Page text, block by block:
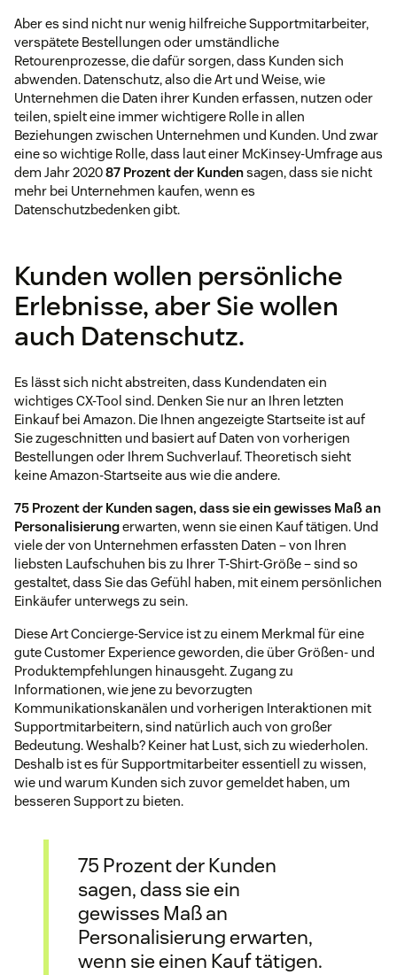
Aber es sind nicht nur wenig hilfreiche Supportmitarbeiter,
verspätete Bestellungen oder umständliche
Retourenprozesse, die dafür sorgen, dass Kunden sich
abwenden. Datenschutz, also die Art und Weise, wie
Unternehmen die Daten ihrer Kunden erfassen, nutzen oder
teilen, spielt eine immer wichtigere Rolle in allen
Beziehungen zwischen Unternehmen und Kunden. Und zwar
eine so wichtige Rolle, dass laut einer McKinsey-Umfrage aus
dem Jahr 202087 Prozent der Kundensagen, dass sie nicht
mehr bei Unternehmen kaufen, wenn es
Datenschutzbedenken gibt.
Kunden wollen persönliche
Erlebnisse, aber Sie wollen
auch Datenschutz.
Es lässt sich nicht abstreiten, dass Kundendaten ein
wichtiges CX-Tool sind. Denken Sie nur an Ihren letzten
Einkauf bei Amazon. Die Ihnen angezeigte Startseite ist auf
Sie zugeschnitten und basiert auf Daten von vorherigen
Bestellungen oder Ihrem Suchverlauf. Theoretisch sieht
keine Amazon-Startseite aus wie die andere.
75 Prozent der Kunden sagen, dass sie ein gewisses Maß an
Personalisierungerwarten, wenn sie einen Kauf tätigen. Und
viele der von Unternehmen erfassten Daten – von Ihren
liebsten Laufschuhen bis zu Ihrer T-Shirt-Größe – sind so
gestaltet, dass Sie das Gefühl haben, mit einem persönlichen
Einkäufer unterwegs zu sein.
Diese Art Concierge-Service ist zu einem Merkmal für eine
gute Customer Experience geworden, die über Größen- und
Produktempfehlungen hinausgeht. Zugang zu
Informationen, wie jene zu bevorzugten
Kommunikationskanälen und vorherigen Interaktionen mit
Supportmitarbeitern, sind natürlich auch von großer
Bedeutung. Weshalb? Keiner hat Lust, sich zu wiederholen.
Deshalb ist es für Supportmitarbeiter essentiell zu wissen,
wie und warum Kunden sich zuvor gemeldet haben, um
besseren Support zu bieten.
75 Prozent der Kunden
sagen, dass sie ein
gewisses Maß an
Personalisierung erwarten,
wenn sie einen Kauf tätigen.